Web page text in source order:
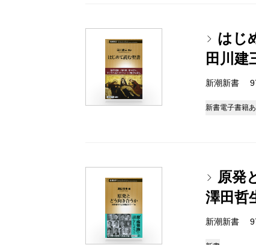
はじ
田川建
新潮新書
新書電子書籍あ
原発
澤田哲
新潮新書